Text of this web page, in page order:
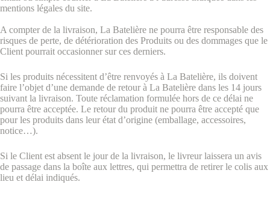
mentions légales du site.
A compter de la livraison, La Batelière ne pourra être responsable des
risques de perte, de détérioration des Produits ou des dommages que le
Client pourrait occasionner sur ces derniers.
Si les produits nécessitent d’être renvoyés à La Batelière, ils doivent
faire l’objet d’une demande de retour à La Batelière dans les 14 jours
suivant la livraison. Toute réclamation formulée hors de ce délai ne
pourra être acceptée. Le retour du produit ne pourra être accepté que
pour les produits dans leur état d’origine (emballage, accessoires,
notice…).
Si le Client est absent le jour de la livraison, le livreur laissera un avis
de passage dans la boîte aux lettres, qui permettra de retirer le colis aux
lieu et délai indiqués.